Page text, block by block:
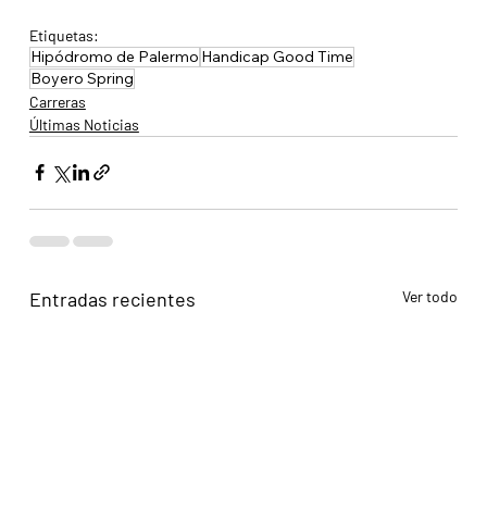
Etiquetas:
Hipódromo de Palermo Handicap Good Time
Boyero Spring
Carreras
Últimas Noticias
Entradas recientes Ver todo